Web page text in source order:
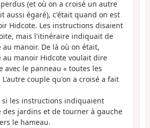
(et où on a croisé un autre
aussi égaré), c'était quand on est
Hidcote. Les instructions disaient
mais l'itinéraire indiquait de
manoir. De là où on était,
manoir Hidcote voulait dire
avec le panneau « toutes les
couple qu'on a croisé a fait
si les instructions indiquaient
des jardins et de tourner à gauche
le hameau.